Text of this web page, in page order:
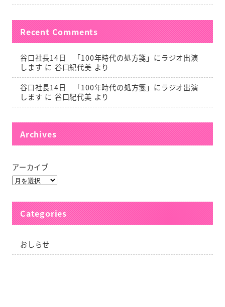
Recent Comments
谷口社長14日 「100年時代の処方箋」にラジオ出演
します に 谷口紀代美 より
谷口社長14日 「100年時代の処方箋」にラジオ出演
します に 谷口紀代美 より
Archives
アーカイブ
Categories
おしらせ